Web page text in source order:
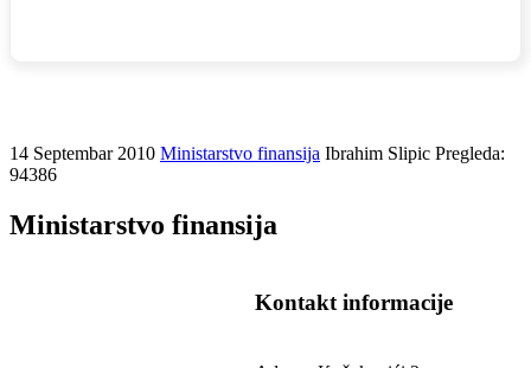
14 Septembar 2010 Ministarstvo finansija Ibrahim Slipic Pregleda:
94386
Ministarstvo finansija
Kontakt informacije